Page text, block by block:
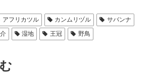
アフリカツル カンムリヅル
サバンナ
湿地 王冠 野鳥